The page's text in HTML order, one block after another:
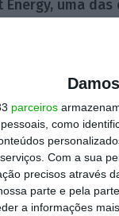
parceiros
como
Com a sua
precisos através
parte e pela
a informações
uma
profunda
estratégico,
offshoreem
do grupo
Energy,
da sua